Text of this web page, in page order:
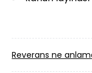
Reverans ne